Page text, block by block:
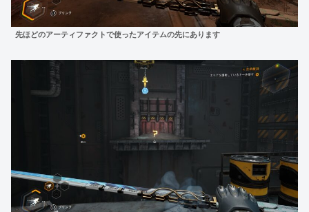
先ほどのアーティファクトで使ったアイテムの先にあります